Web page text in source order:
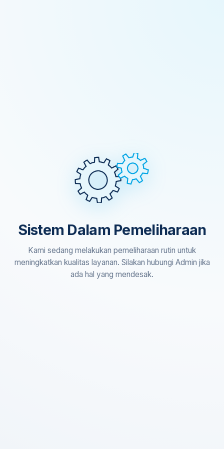
Sistem Dalam Pemeliharaan
Kami sedang melakukan pemeliharaan rutin untuk
meningkatkan kualitas layanan. Silakan hubungi Admin jika
ada hal yang mendesak.